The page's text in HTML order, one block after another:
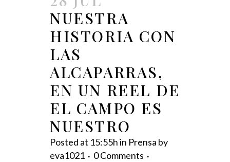
NUESTRA
HISTORIA CON
LAS
ALCAPARRAS,
EN UN REEL DE
EL CAMPO ES
NUESTRO
Posted at 15:55hin Prensa by
eva1021
0 Comments